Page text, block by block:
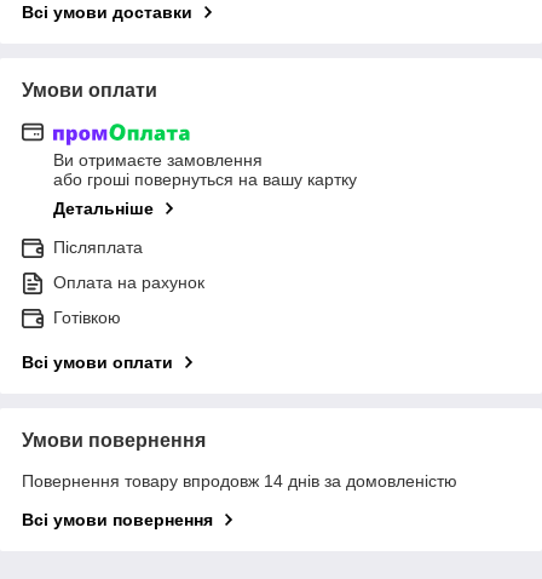
Всі умови доставки
Умови оплати
Ви отримаєте замовлення
або гроші повернуться на вашу картку
Детальніше
Післяплата
Оплата на рахунок
Готівкою
Всі умови оплати
Умови повернення
Повернення товару впродовж 14 днів за домовленістю
Всі умови повернення